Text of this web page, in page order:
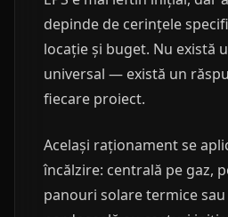
depinde de cerințele
locație și buget. Nu există
universal — există un
fiecare proiect.
Același raționament se
încălzire: centrală pe gaz,
panouri solare termice